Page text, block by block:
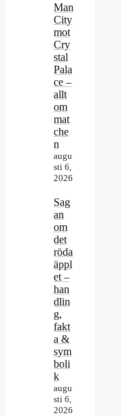
Man
City
mot
Cry
stal
Pala
ce –
allt
om
mat
che
n
augu
sti 6,
2026
Sag
an
om
det
röda
äppl
et –
han
dlin
g,
fakt
a &
sym
boli
k
augu
sti 6,
2026